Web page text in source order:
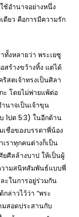
อำนาจอย่างหนึ่ง
ดียว คือการมีความรัก
หลายว่า พระเยซู
สร้างขว้างทิ้ง แต่ได้
สตเจ้าทรงเป็นศิลา
ะ โดยไม่พ่ายแพ้ต่อ
นาจเป็นเจ้าขุน
1ปต 5:3) ในอีกด้าน
เชื่อของบรรดาพี่น้อง
เราทุกคนต่างก็เป็น
ยศีลล้างบาป ให้เป็นผู้
วามสนิทสัมพันธ์แบบพี่
ะในการอยู่ร่วมกัน
ล่าวไว้ว่า “พระ
สอดประสานกับ